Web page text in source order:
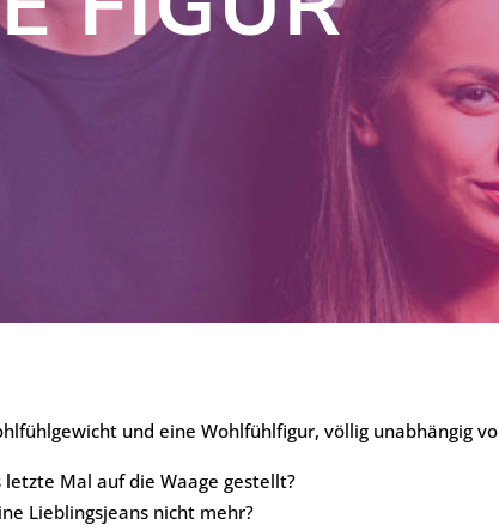
und eine Wohlfühlfigur, völlig unabhängig
letzte Mal auf die Waage gestellt?
Lieblingsjeans nicht mehr?